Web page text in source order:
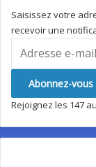
Saisissez votre
recevoir une
Abonnez-vous
Rejoignez les 147